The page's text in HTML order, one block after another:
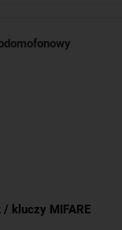
kluczy MIFARE